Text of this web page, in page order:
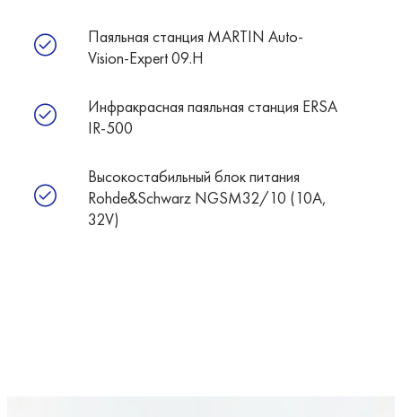
Паяльная станция MARTIN Auto-
Vision-Expert 09.H
Инфракрасная паяльная станция ERSA
IR-500
Высокостабильный блок питания
Rohde&Schwarz NGSM32/10 (10А,
32V)